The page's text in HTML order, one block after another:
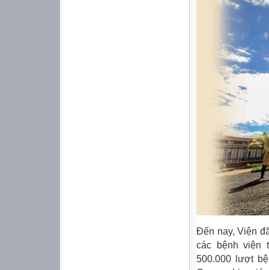
Đến nay, Viện
các bệnh viện
500.000 lượt